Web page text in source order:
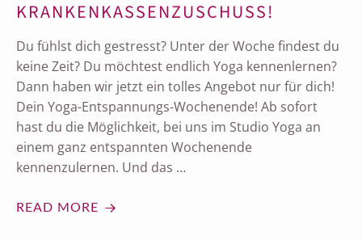
KRANKENKASSENZUSCHUSS!
Du fühlst dich gestresst? Unter der Woche findest du
keine Zeit? Du möchtest endlich Yoga kennenlernen?
Dann haben wir jetzt ein tolles Angebot nur für dich!
Dein Yoga-Entspannungs-Wochenende! Ab sofort
hast du die Möglichkeit, bei uns im Studio Yoga an
einem ganz entspannten Wochenende
kennenzulernen. Und das …
READ MORE